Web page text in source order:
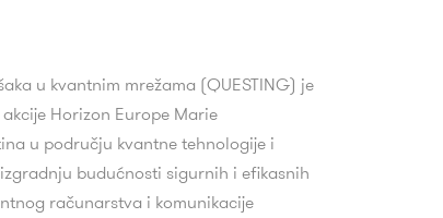
u kvantnim mrežama (QUESTING) je
Horizon Europe Marie
u području kvantne tehnologije i
budućnosti sigurnih i efikasnih
računarstva i komunikacije